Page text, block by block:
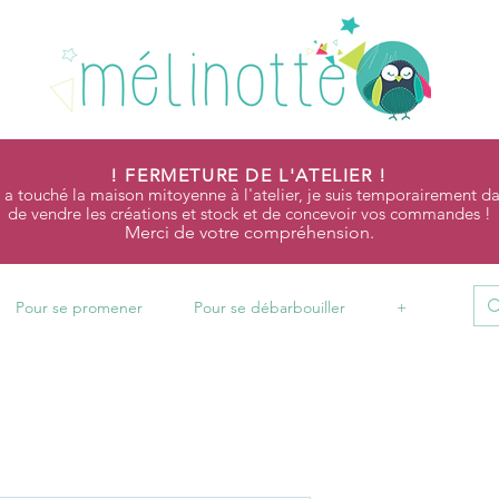
! FERMETURE DE L'ATELIER !
touché la maison mitoyenne à l'atelier, je suis temporairement
de vendre les créations et stock et de concevoir vos commandes !
Merci de votre compréhension.
Pour se promener Pour se débarbouiller +